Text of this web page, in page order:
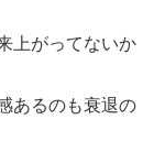
上がってないか
あるのも衰退の